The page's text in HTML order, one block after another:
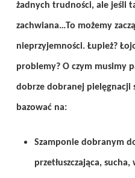
żadnych trudności, ale jeśli
zachwiana…To możemy
nieprzyjemności. Łupież?
problemy? O czym musimy
dobrze dobranej pielęgnacji
bazować na:
Szamponie dobranym
przetłuszczająca,